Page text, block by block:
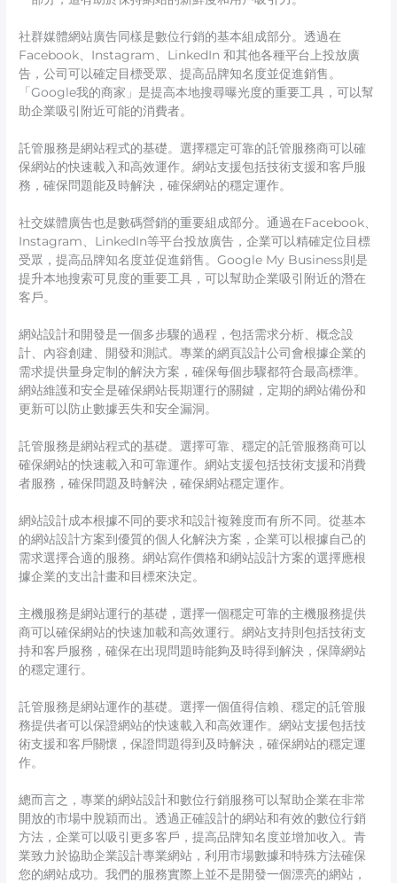
社群媒體網站廣告同樣是數位行銷的基本組成部分。透過在
Facebook、Instagram、LinkedIn 和其他各種平台上投放廣
告，公司可以確定目標受眾、提高品牌知名度並促進銷售。
「Google我的商家」是提高本地搜尋曝光度的重要工具，可以幫
助企業吸引附近可能的消費者。
託管服務是網站程式的基礎。選擇穩定可靠的託管服務商可以確
保網站的快速載入和高效運作。網站支援包括技術支援和客戶服
務，確保問題能及時解決，確保網站的穩定運作。
社交媒體廣告也是數碼營銷的重要組成部分。通過在Facebook、
Instagram、LinkedIn等平台投放廣告，企業可以精確定位目標
受眾，提高品牌知名度並促進銷售。Google My Business則是
提升本地搜索可見度的重要工具，可以幫助企業吸引附近的潛在
客戶。
網站設計和開發是一個多步驟的過程，包括需求分析、概念設
計、內容創建、開發和測試。專業的網頁設計公司會根據企業的
需求提供量身定制的解決方案，確保每個步驟都符合最高標準。
網站維護和安全是確保網站長期運行的關鍵，定期的網站備份和
更新可以防止數據丟失和安全漏洞。
託管服務是網站程式的基礎。選擇可靠、穩定的託管服務商可以
確保網站的快速載入和可靠運作。網站支援包括技術支援和消費
者服務，確保問題及時解決，確保網站穩定運作。
網站設計成本根據不同的要求和設計複雜度而有所不同。從基本
的網站設計方案到優質的個人化解決方案，企業可以根據自己的
需求選擇合適的服務。網站寫作價格和網站設計方案的選擇應根
據企業的支出計畫和目標來決定。
主機服務是網站運行的基礎，選擇一個穩定可靠的主機服務提供
商可以確保網站的快速加載和高效運行。網站支持則包括技術支
持和客戶服務，確保在出現問題時能夠及時得到解決，保障網站
的穩定運行。
託管服務是網站運作的基礎。選擇一個值得信賴、穩定的託管服
務提供者可以保證網站的快速載入和高效運作。網站支援包括技
術支援和客戶關懷，保證問題得到及時解決，確保網站的穩定運
作。
總而言之，專業的網站設計和數位行銷服務可以幫助企業在非常
開放的市場中脫穎而出。透過正確設計的網站和有效的數位行銷
方法，企業可以吸引更多客戶，提高品牌知名度並增加收入。青
業致力於協助企業設計專業網站，利用市場數據和特殊方法確保
您的網站成功。我們的服務實際上並不是開發一個漂亮的網站，